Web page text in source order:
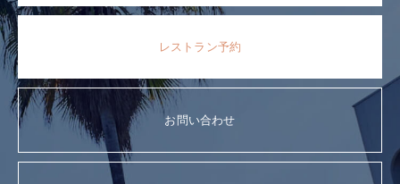
レストラン予約
お問い合わせ